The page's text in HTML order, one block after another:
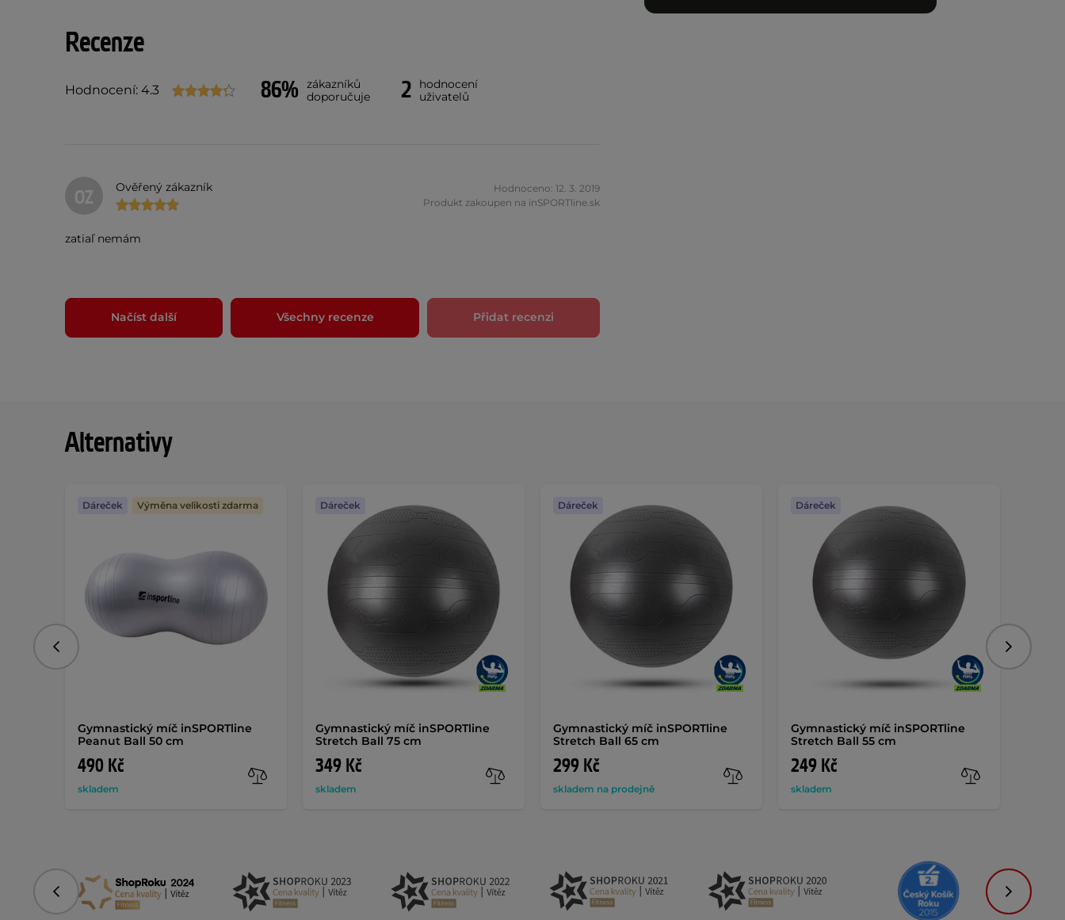
Alternativy
Gymnastický míč inSPORTline
Peanut Ball 50 cm
490 Kč
skladem
Dáreček Výměna velikosti zdarma
Gymnastický míč inSPORTline
Stretch Ball 75 cm
349 Kč
skladem
Dáreček
Gymnastický míč inSPORTline
Stretch Ball 65 cm
299 Kč
skladem na prodejně
Dáreček
Gymnastický míč inSPORTline
Stretch Ball 55 cm
249 Kč
skladem
Dáreček
Předchozí
Recenze
Hodnocení: 4.3 86% zákazníků
doporučuje
2
hodnocení
uživatelů
OZ Ověřený zákazník
Hodnoceno: 12. 3. 2019
Produkt zakoupen na inSPORTline.sk
zatiaľ nemám
Načíst další Všechny recenze Přidat recenzi
Předchozí